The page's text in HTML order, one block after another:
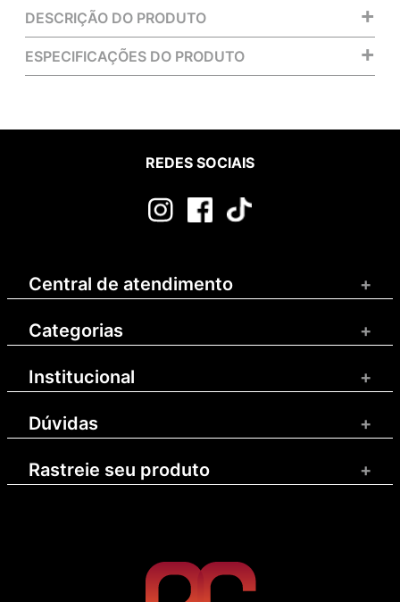
DESCRIÇÃO DO PRODUTO +
ESPECIFICAÇÕES DO PRODUTO +
REDES SOCIAIS
Central de atendimento +
Categorias +
Institucional +
Dúvidas +
Rastreie seu produto +